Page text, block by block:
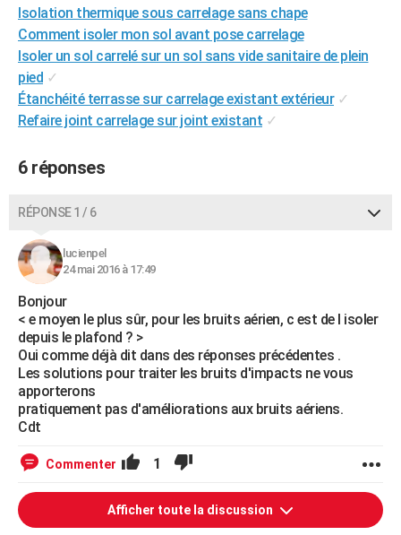
Isolation thermique sous carrelage sans chape
Comment isoler mon sol avant pose carrelage
Isoler un sol carrelé sur un sol sans vide sanitaire de plein
pied ✓
Étanchéité terrasse sur carrelage existant extérieur ✓
Refaire joint carrelage sur joint existant ✓
6 réponses
RÉPONSE 1 / 6
lucienpel
24 mai 2016 à 17:49
Bonjour
< e moyen le plus sûr, pour les bruits aérien, c est de l isoler
depuis le plafond ? >
Oui comme déjà dit dans des réponses précédentes .
Les solutions pour traiter les bruits d'impacts ne vous
apporterons
pratiquement pas d'améliorations aux bruits aériens.
Cdt
Commenter 1
Afficher toute la discussion